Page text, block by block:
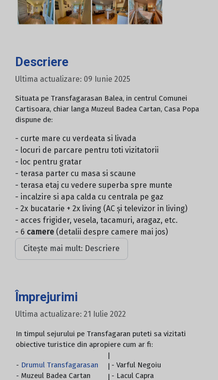
Descriere
Ultima actualizare: 09 Iunie 2025
Situata pe Transfagarasan Balea, in centrul Comunei
Cartisoara, chiar langa Muzeul Badea Cartan, Casa Popa
dispune de:
- curte mare cu verdeata si livada
- locuri de parcare pentru toti vizitatorii
- loc pentru gratar
- terasa parter cu masa si scaune
- terasa etaj cu vedere superba spre munte
- incalzire si apa calda cu centrala pe gaz
- 2x bucatarie + 2x living (AC și televizor in living)
- acces frigider, vesela, tacamuri, aragaz, etc.
- 6 camere (detalii despre camere mai jos)
Citește mai mult: Descriere
Împrejurimi
Ultima actualizare: 21 Iulie 2022
In timpul sejurului pe Transfagaran puteti sa vizitati
obiective turistice din apropiere cum ar fi:
- Drumul Transfagarasan
- Muzeul Badea Cartan
|
|
|
- Varful Negoiu
- Lacul Capra